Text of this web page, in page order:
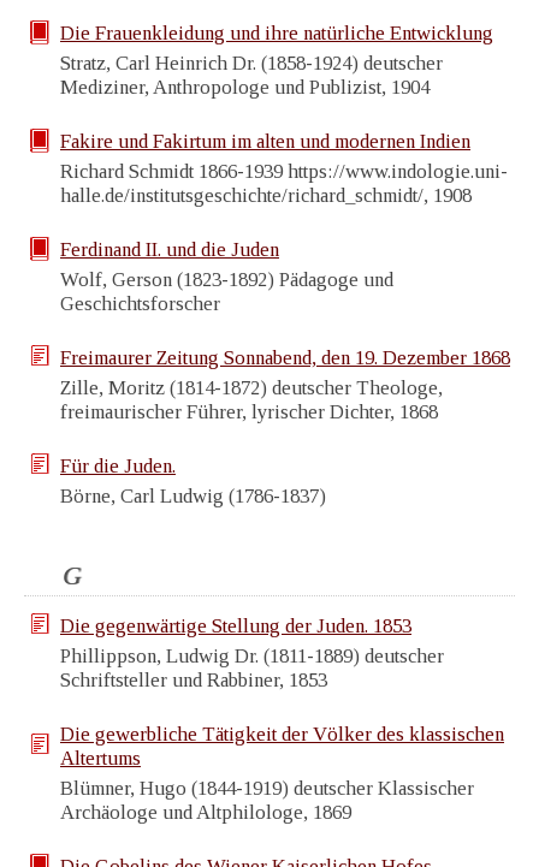
Die Frauenkleidung und ihre natürliche Entwicklung
Stratz, Carl Heinrich Dr. (1858-1924) deutscher
Mediziner, Anthropologe und Publizist, 1904
Fakire und Fakirtum im alten und modernen Indien
Richard Schmidt 1866-1939 https://www.indologie.uni-
halle.de/institutsgeschichte/richard_schmidt/, 1908
Ferdinand II. und die Juden
Wolf, Gerson (1823-1892) Pädagoge und
Geschichtsforscher
Freimaurer Zeitung Sonnabend, den 19. Dezember 1868
Zille, Moritz (1814-1872) deutscher Theologe,
freimaurischer Führer, lyrischer Dichter, 1868
Für die Juden.
Börne, Carl Ludwig (1786-1837)
G
Die gegenwärtige Stellung der Juden. 1853
Phillippson, Ludwig Dr. (1811-1889) deutscher
Schriftsteller und Rabbiner, 1853
Die gewerbliche Tätigkeit der Völker des klassischen
Altertums
Blümner, Hugo (1844-1919) deutscher Klassischer
Archäologe und Altphilologe, 1869